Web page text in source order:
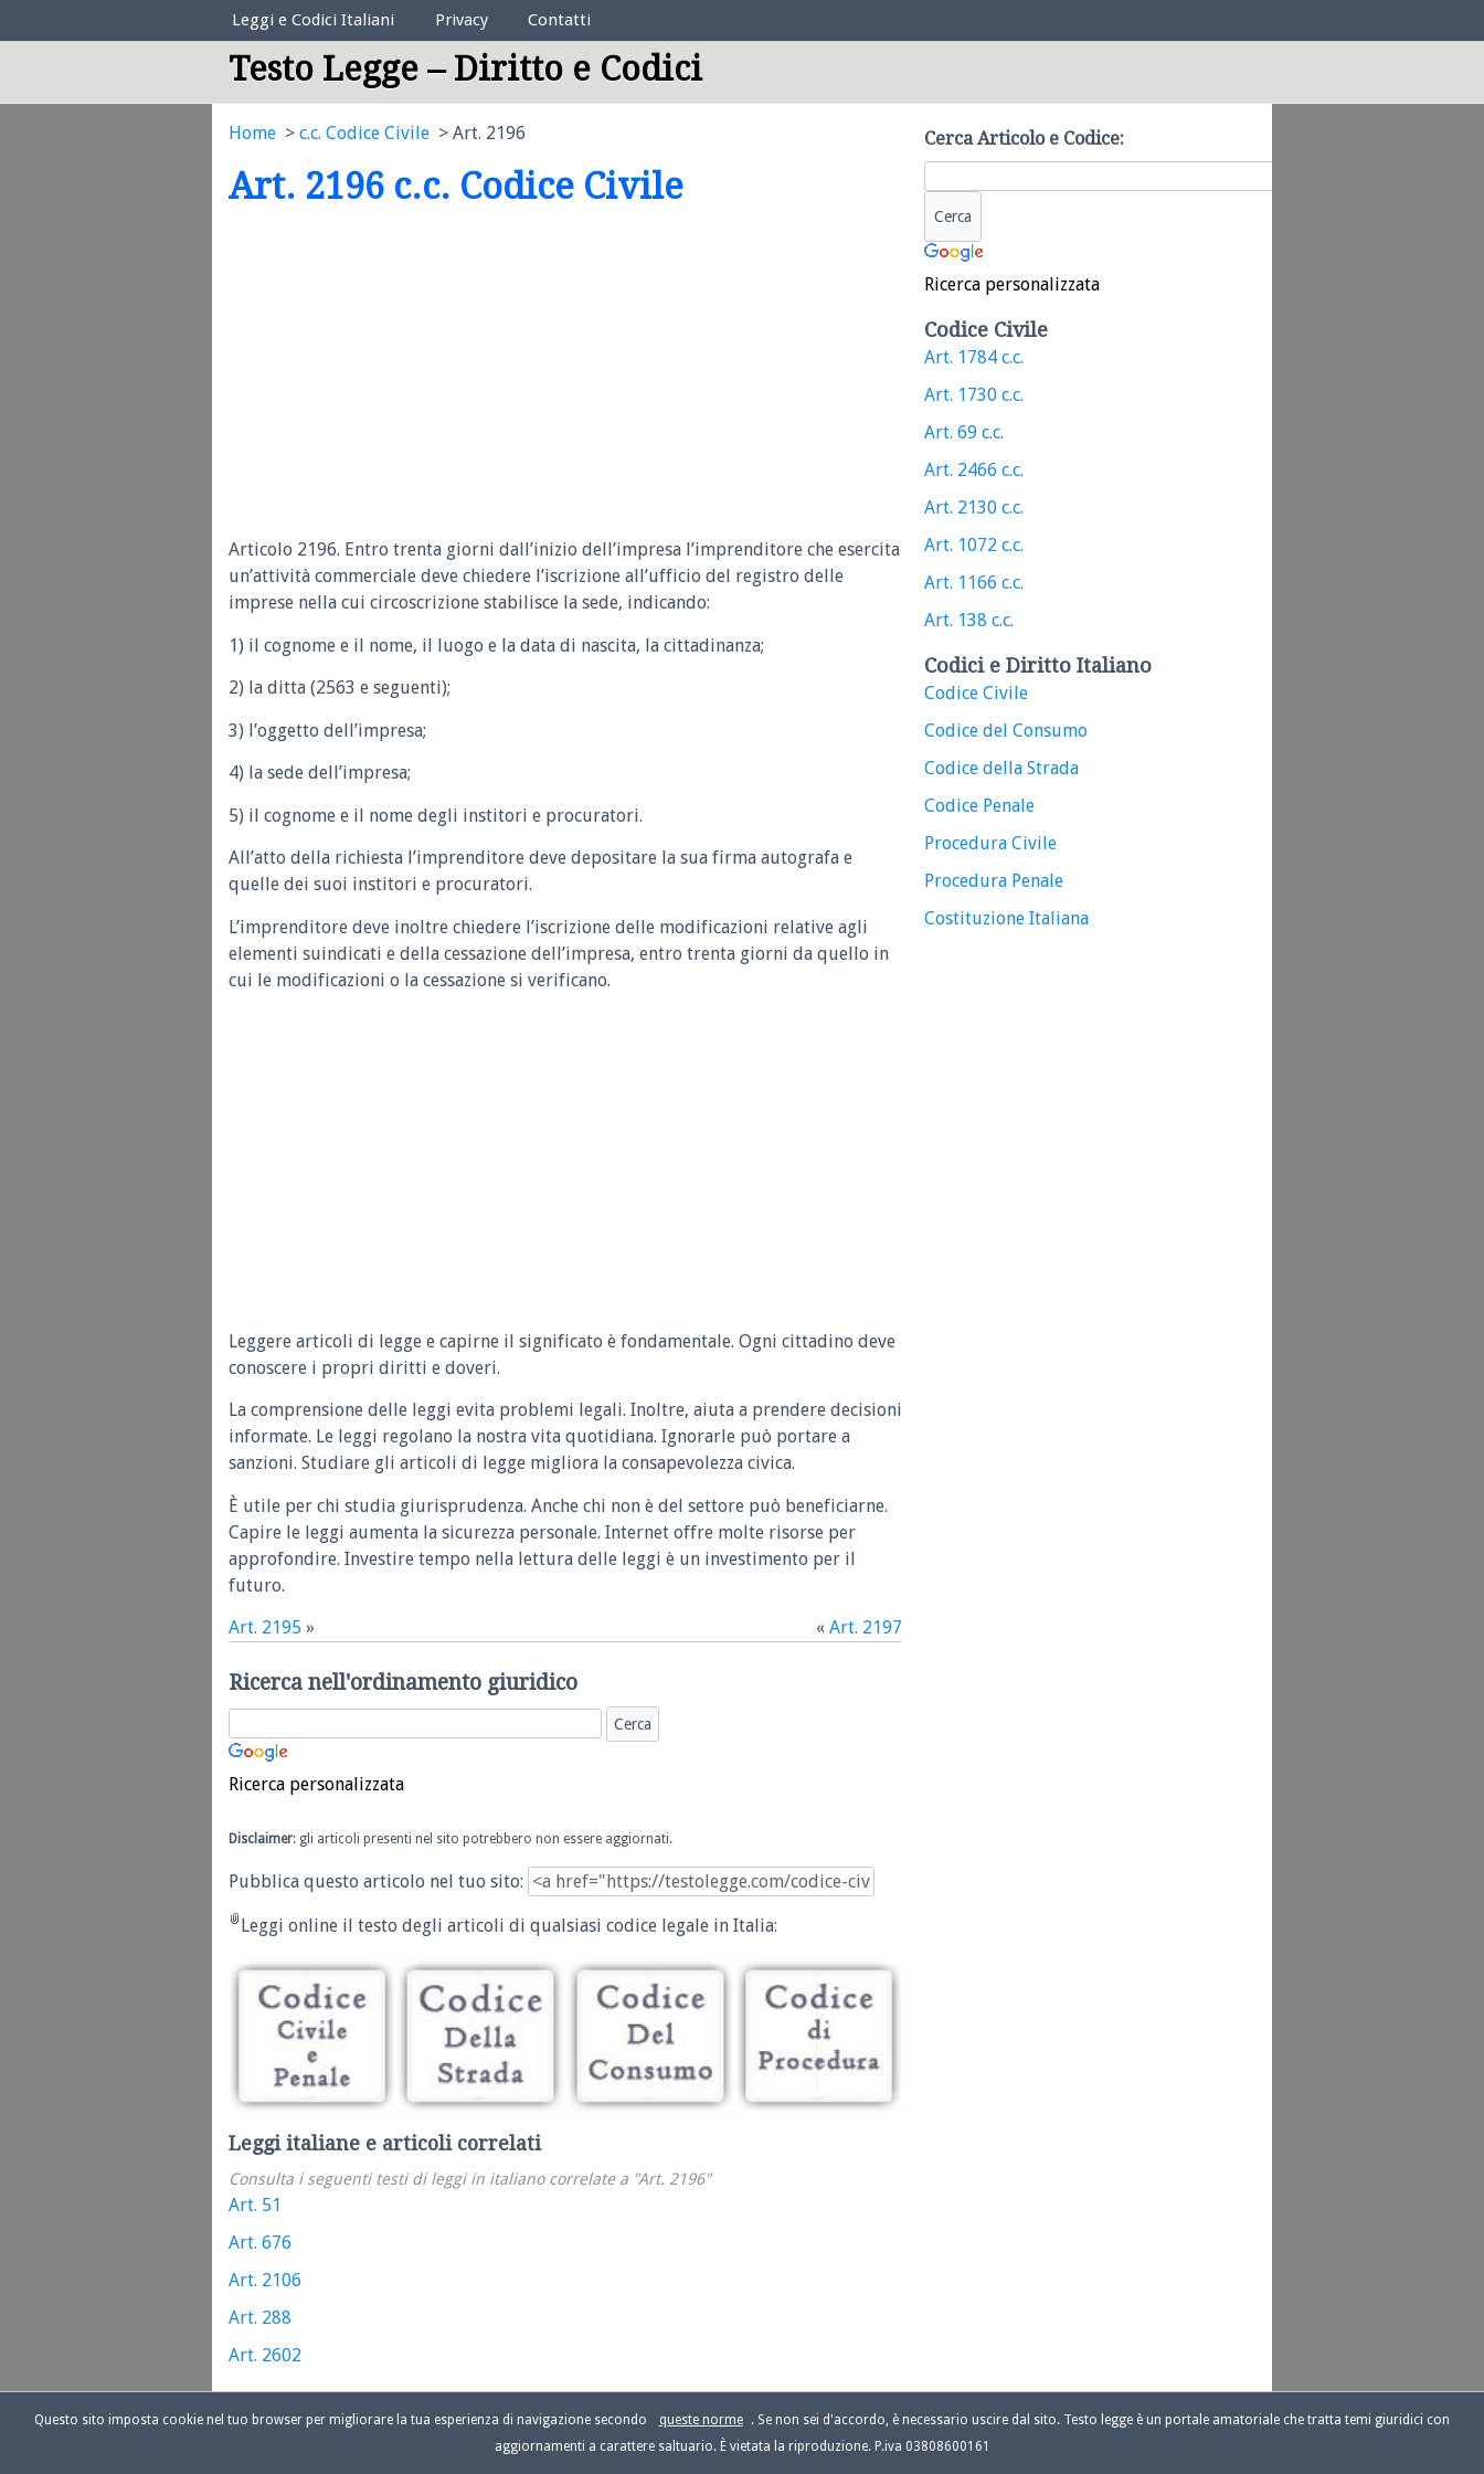
Elenco Codici Legali
Leggi e Codici Italiani Privacy Contatti
Testo Legge – Diritto e Codici
Home c.c. Codice Civile Art. 2196
Art. 2196 c.c. Codice Civile
Articolo 2196. Entro trenta giorni dall’inizio dell’impresa l’imprenditore che esercita
un’attività commerciale deve chiedere l’iscrizione all’ufficio del registro delle
imprese nella cui circoscrizione stabilisce la sede, indicando:
1) il cognome e il nome, il luogo e la data di nascita, la cittadinanza;
2) la ditta (2563 e seguenti);
3) l’oggetto dell’impresa;
4) la sede dell’impresa;
5) il cognome e il nome degli institori e procuratori.
All’atto della richiesta l’imprenditore deve depositare la sua firma autografa e
quelle dei suoi institori e procuratori.
L’imprenditore deve inoltre chiedere l’iscrizione delle modificazioni relative agli
elementi suindicati e della cessazione dell’impresa, entro trenta giorni da quello in
cui le modificazioni o la cessazione si verificano.
Leggere articoli di legge e capirne il significato è fondamentale. Ogni cittadino deve
conoscere i propri diritti e doveri.
La comprensione delle leggi evita problemi legali. Inoltre, aiuta a prendere decisioni
informate. Le leggi regolano la nostra vita quotidiana. Ignorarle può portare a
sanzioni. Studiare gli articoli di legge migliora la consapevolezza civica.
È utile per chi studia giurisprudenza. Anche chi non è del settore può beneficiarne.
Capire le leggi aumenta la sicurezza personale. Internet offre molte risorse per
approfondire. Investire tempo nella lettura delle leggi è un investimento per il
futuro.
Art. 2195 » « Art. 2197
Ricerca nell'ordinamento giuridico
Ricerca personalizzata
Disclaimer: gli articoli presenti nel sito potrebbero non essere aggiornati.
Pubblica questo articolo nel tuo sito:
Leggi online il testo degli articoli di qualsiasi codice legale in Italia:
Leggi italiane e articoli correlati
Consulta i seguenti testi di leggi in italiano correlate a "Art. 2196"
Art. 51
Art. 676
Art. 2106
Art. 288
Art. 2602
Cerca Articolo e Codice:
Ricerca personalizzata
Codice Civile
Art. 1784 c.c.
Art. 1730 c.c.
Art. 69 c.c.
Art. 2466 c.c.
Art. 2130 c.c.
Art. 1072 c.c.
Art. 1166 c.c.
Art. 138 c.c.
Codici e Diritto Italiano
Codice Civile
Codice del Consumo
Codice della Strada
Codice Penale
Procedura Civile
Procedura Penale
Costituzione Italiana
Questo sito imposta cookie nel tuo browser per migliorare la tua esperienza di navigazione secondo queste norme
. Se non sei d'accordo, è necessario uscire dal sito. Testo legge è un portale amatoriale che tratta temi giuridici con
aggiornamenti a carattere saltuario. È vietata la riproduzione. P.iva 03808600161